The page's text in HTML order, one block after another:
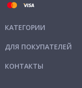
КАТЕГОРИИ
ДЛЯ ПОКУПАТЕЛЕЙ
КОНТАКТЫ